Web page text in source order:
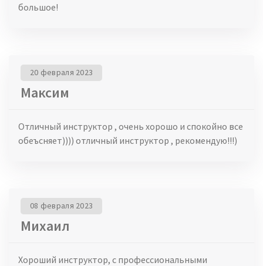
большое!
Максим
20 февраля 2023
Отличный инструктор , очень хорошо и спокойно все
обеъсняет)))) отличный инструктор , рекомендую!!!)
Михаил
08 февраля 2023
Хороший инструктор, с профессиональными